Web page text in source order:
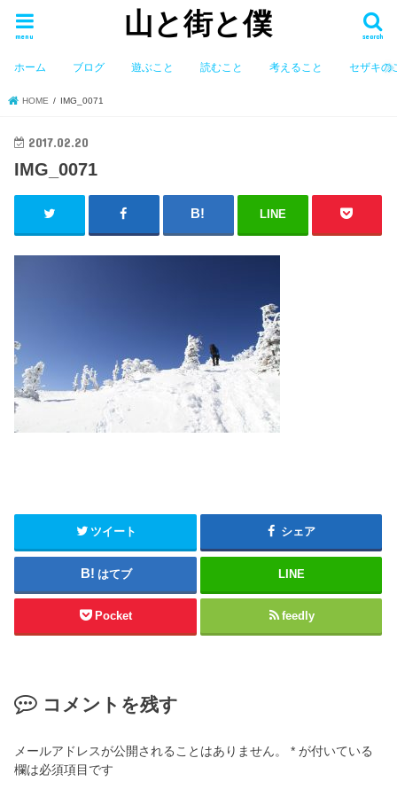
山と街と僕 search
menu
ホーム ブログ 遊ぶこと 読むこと 考えること セザキの
HOME IMG_0071
2017.02.20
IMG_0071
LINE
ツイート シェア
はてブ LINE
Pocket feedly
コメントを残す
メールアドレスが公開されることはありません。 * が付いている
欄は必須項目です